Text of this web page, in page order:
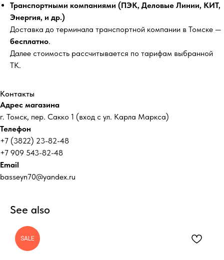
Транспортными компаниями (ПЭК, Деловые Линии, КИТ,
Энергия, и др.)
Доставка до терминала транспортной компании в Томске —
бесплатно.
Далее стоимость рассчитывается по тарифам выбранной
ТК.
Контакты
Адрес магазина
г. Томск, пер. Сакко 1 (вход с ул. Карла Маркса)
Телефон
+7 (3822) 23-82-48
+7 909 543-82-48
Email
basseyn70@yandex.ru
See also
SALE